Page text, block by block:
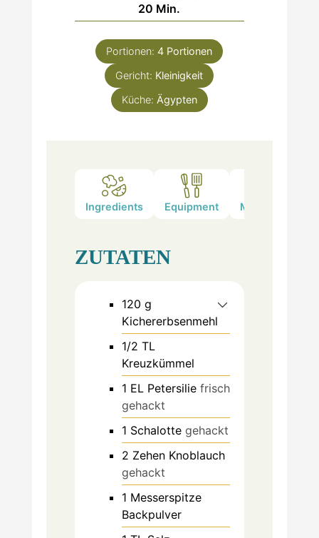
20 Minuten
Min.
Portionen:4 Portionen
Gericht: Kleinigkeit
Küche: Ägypten
Ingredients Equipment Method
ZUTATEN
120 g
Kichererbsenmehl
1/2 TL
Kreuzkümmel
1 EL Petersilie frisch
gehackt
1 Schalotte gehackt
2 Zehen Knoblauch
gehackt
1 Messerspitze
Backpulver